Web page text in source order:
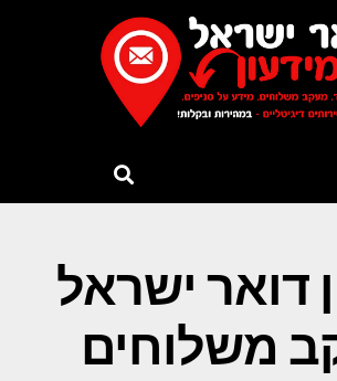
דואר ישראל
משלוחים